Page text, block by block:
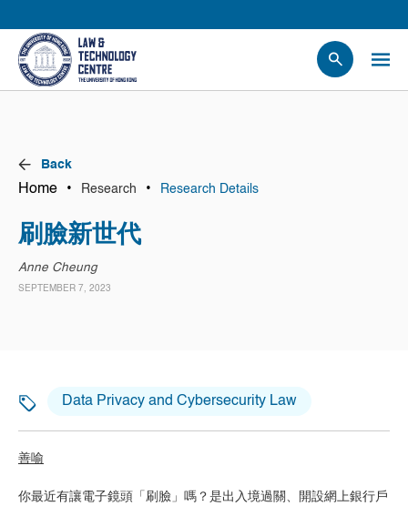
News
Research
Opportunities
Projects
Contact Us
Back
Home • Research • Research Details
刷臉新世代
Anne Cheung
SEPTEMBER 7, 2023
Data Privacy and Cybersecurity Law
善喻
你最近有讓電子鏡頭「刷臉」嗎？是出入境過關、開設網上銀行戶